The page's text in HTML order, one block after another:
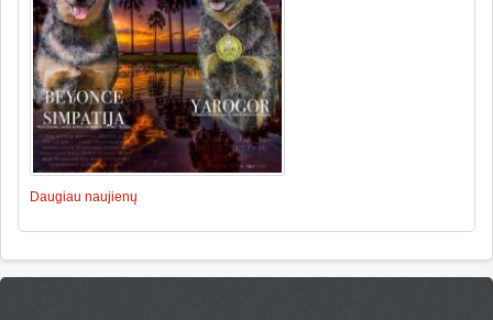
Daugiau naujienų